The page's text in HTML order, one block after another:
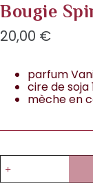
Bougie
20,00 €
parfum
cire de soja
mèche en